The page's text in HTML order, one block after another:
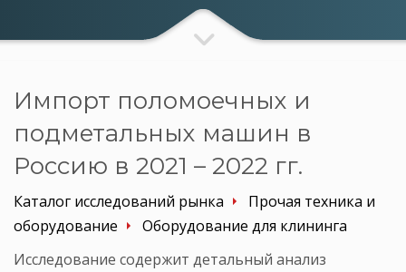
Импорт поломоечных и
подметальных машин в
Россию в 2021 – 2022 гг.
Каталог исследований рынка
Прочая техника и
оборудование
Оборудование для клининга
Исследование содержит детальный анализ